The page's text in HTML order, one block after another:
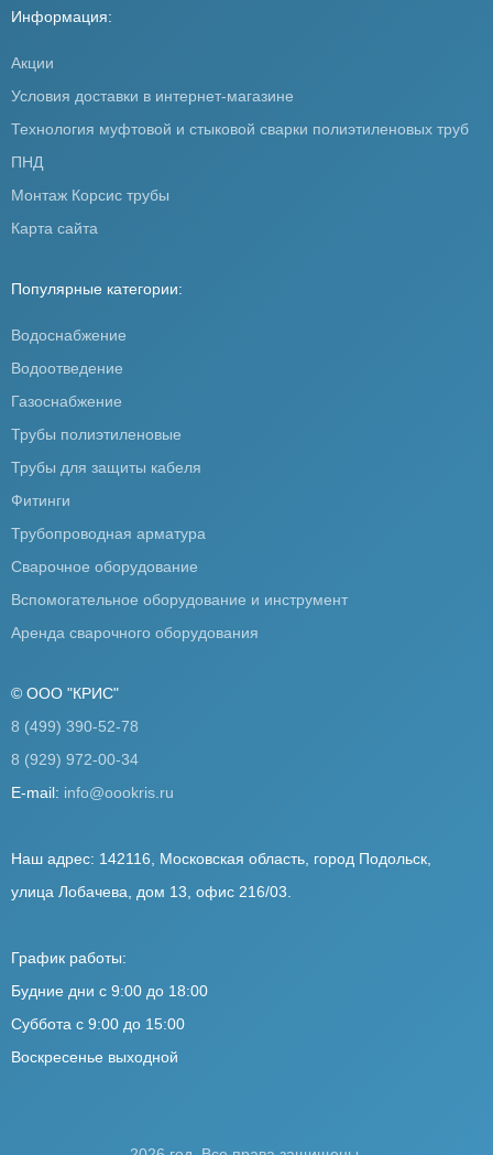
Информация:
Акции
Условия доставки в интернет-магазине
Технология муфтовой и стыковой сварки полиэтиленовых труб
ПНД
Монтаж Корсис трубы
Карта сайта
Популярные категории:
Водоснабжение
Водоотведение
Газоснабжение
Трубы полиэтиленовые
Трубы для защиты кабеля
Фитинги
Трубопроводная арматура
Сварочное оборудование
Вспомогательное оборудование и инструмент
Аренда сварочного оборудования
© ООО "КРИС"
8 (499) 390-52-78
8 (929) 972-00-34
E-mail: info@oookris.ru
Наш адрес: 142116, Московская область, город Подольск,
улица Лобачева, дом 13, офис 216/03.
График работы:
Будние дни с 9:00 до 18:00
Суббота с 9:00 до 15:00
Воскресенье выходной